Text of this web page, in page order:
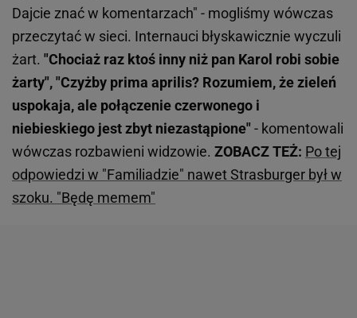
Dajcie znać w komentarzach" - mogliśmy wówczas
przeczytać w sieci. Internauci błyskawicznie wyczuli
żart. "Chociaż raz ktoś inny niż pan Karol robi sobie
żarty", "Czyżby prima aprilis? Rozumiem, że zieleń
uspokaja, ale połączenie czerwonego i
niebieskiego jest zbyt niezastąpione" - komentowali
wówczas rozbawieni widzowie. ZOBACZ TEŻ: Po tej
odpowiedzi w "Familiadzie" nawet Strasburger był w
szoku. "Będę memem"